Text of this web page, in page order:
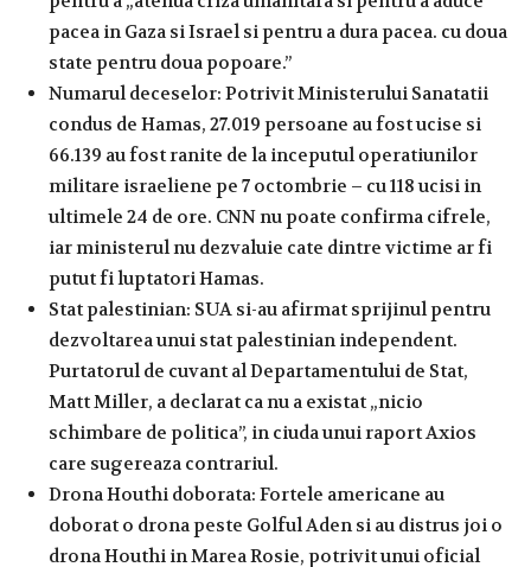
pacea in Gaza si Israel si pentru a dura pacea. cu doua
state pentru doua popoare.”
Numarul deceselor: Potrivit Ministerului Sanatatii
condus de Hamas, 27.019 persoane au fost ucise si
66.139 au fost ranite de la inceputul operatiunilor
militare israeliene pe 7 octombrie – cu 118 ucisi in
ultimele 24 de ore. CNN nu poate confirma cifrele,
iar ministerul nu dezvaluie cate dintre victime ar fi
putut fi luptatori Hamas.
Stat palestinian: SUA si-au afirmat sprijinul pentru
dezvoltarea unui stat palestinian independent.
Purtatorul de cuvant al Departamentului de Stat,
Matt Miller, a declarat ca nu a existat „nicio
schimbare de politica”, in ciuda unui raport Axios
care sugereaza contrariul.
Drona Houthi doborata: Fortele americane au
doborat o drona peste Golful Aden si au distrus joi o
drona Houthi in Marea Rosie, potrivit unui oficial